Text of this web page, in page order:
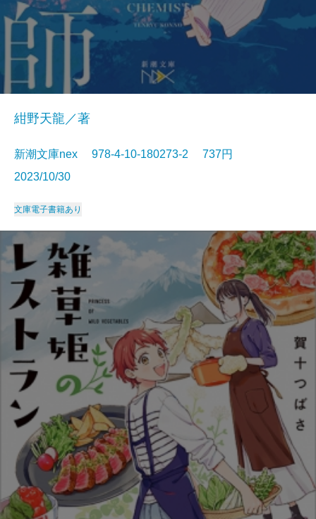
紺野天龍／著
新潮文庫nex 978-4-10-180273-2 737円
2023/10/30
文庫電子書籍あり